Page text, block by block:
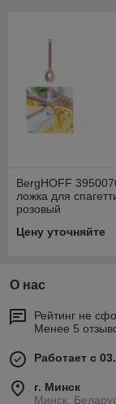
BergHOFF
ложка для
розовый
Цену уточняйте
О нас
Рейтинг не
Менее 5
Работает с
г. Минск
Минск,